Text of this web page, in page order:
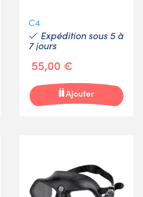
C4
Expédition sous 5 à
7 jours
55,00 €
Ajouter